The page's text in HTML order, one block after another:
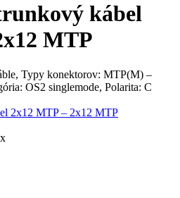
kábel
MTP
Typy konektorov: MTP(M) –
OS2 singlemode, Polarita: C